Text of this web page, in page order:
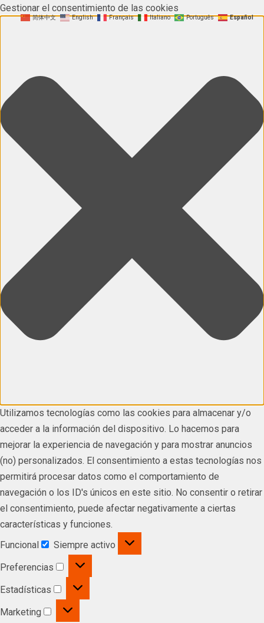
Gestionar el consentimiento de las cookies
Utilizamos tecnologías como las cookies para almacenar y/o
acceder a la información del dispositivo. Lo hacemos para
mejorar la experiencia de navegación y para mostrar anuncios
(no) personalizados. El consentimiento a estas tecnologías nos
permitirá procesar datos como el comportamiento de
navegación o los ID's únicos en este sitio. No consentir o retirar
el consentimiento, puede afectar negativamente a ciertas
características y funciones.
Funcional
Siempre activo
Preferencias
Estadísticas
Marketing
简体中文 English Français Italiano Português Español